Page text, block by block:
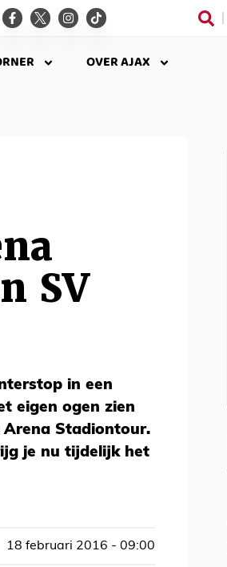
OVER AJAX
SV
in een
eigen ogen zien
Arena Stadiontour.
je nu tijdelijk het
18 februari 2016 - 09:00